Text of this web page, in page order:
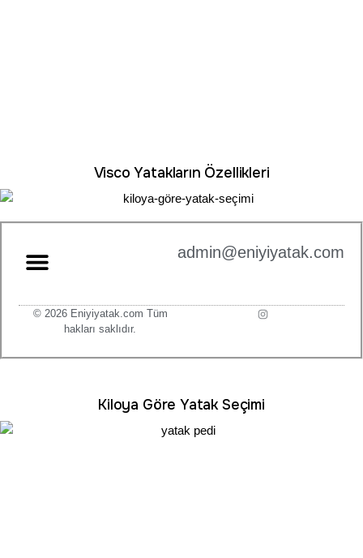
Visco Yatakların Özellikleri
Kiloya Göre Yatak Seçimi
admin@eniyiyatak.com
© 2026 Eniyiyatak.com Tüm
hakları saklıdır.